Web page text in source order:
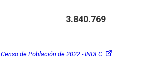
3.840.769
Censo de Población de 2022 - INDEC